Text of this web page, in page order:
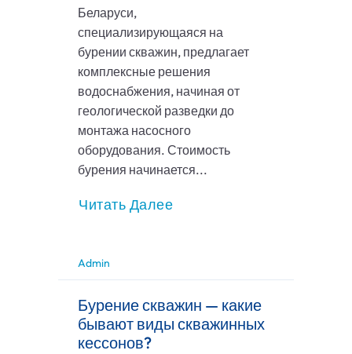
Беларуси,
специализирующаяся на
бурении скважин, предлагает
комплексные решения
водоснабжения, начиная от
геологической разведки до
монтажа насосного
оборудования. Стоимость
бурения начинается...
Читать Далее
Admin
Бурение скважин — какие
бывают виды скважинных
кессонов?